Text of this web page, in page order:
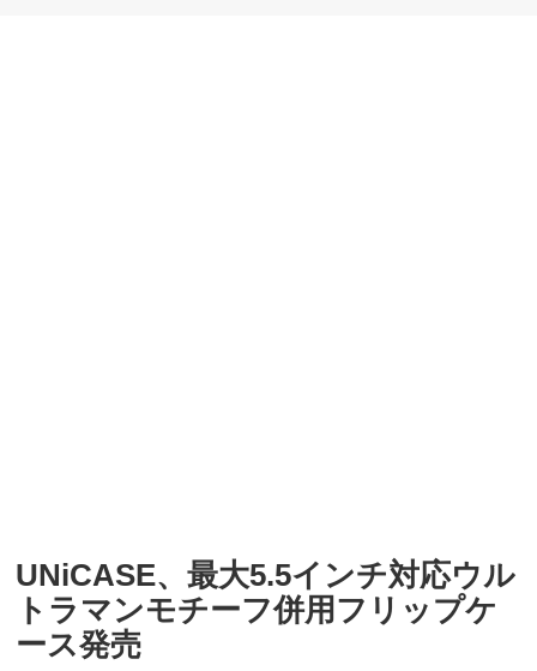
UNiCASE、最大5.5インチ対応ウル
トラマンモチーフ併用フリップケ
ース発売